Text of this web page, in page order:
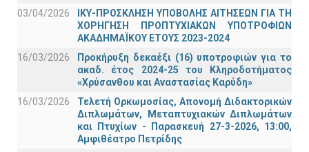
03/04/2026
ΙΚΥ-ΠΡΟΣΚΛΗΣΗ ΥΠΟΒΟΛΗΣ ΑΙΤΗΣΕΩΝ ΓΙΑ ΤΗ
ΧΟΡΗΓΗΣΗ ΠΡΟΠΤΥΧΙΑΚΩΝ ΥΠΟΤΡΟΦΙΩΝ
ΑΚΑΔΗΜΑΪΚΟΥ ΕΤΟΥΣ 2023-2024
16/03/2026
Προκήρυξη δεκαέξι (16) υποτροφιών για το
ακαδ. έτος 2024-25 του Κληροδοτήματος
«Χρύσανθου και Αναστασίας Καρύδη»
16/03/2026
Τελετή Ορκωμοσίας, Απονομή Διδακτορικών
Διπλωμάτων, Μεταπτυχιακών Διπλωμάτων
και Πτυχίων - Παρασκευή 27-3-2026, 13:00,
Αμφιθέατρο Πετρίδης